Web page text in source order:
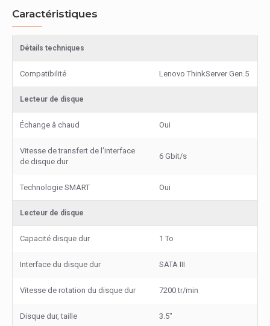
Caractéristiques
Détails techniques
Compatibilité Lenovo ThinkServer Gen.5
Lecteur de disque
Échange â chaud Oui
Vitesse de transfert de l'interface
de disque dur
6 Gbit/s
Technologie SMART Oui
Lecteur de disque
Capacité disque dur 1 To
Interface du disque dur SATA III
Vitesse de rotation du disque dur 7200 tr/min
Disque dur, taille 3.5"